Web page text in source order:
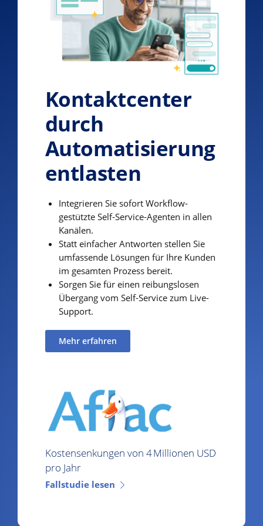
Kontaktcenter
durch
Automatisierung
entlasten
Integrieren Sie sofort Workflow-
gestützte Self-Service-Agenten in allen
Kanälen.
Statt einfacher Antworten stellen Sie
umfassende Lösungen für Ihre Kunden
im gesamten Prozess bereit.
Sorgen Sie für einen reibungslosen
Übergang vom Self-Service zum Live-
Support.
Mehr erfahren
Kostensenkungen von 4 Millionen USD
pro Jahr
Fallstudie lesen